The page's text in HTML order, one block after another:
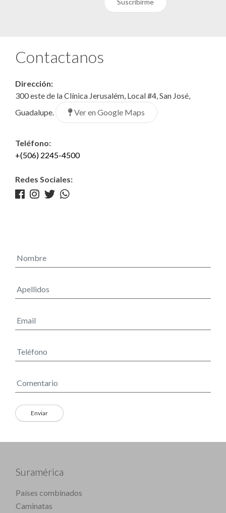
Suscribirme
Contactanos
Dirección:
300 este de la Clínica Jerusalém, Local #4, San José,
Guadalupe.
Ver en Google Maps
Teléfono:
+(506) 2245-4500
Redes Sociales:
Suramérica
Países combinados
Caminatas